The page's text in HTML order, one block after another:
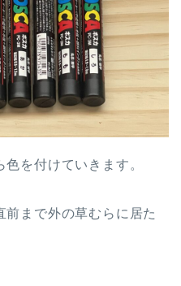
を付けていきます。
まで外の草むらに居た